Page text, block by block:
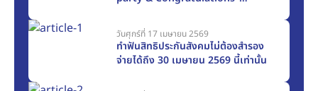
วันศุกร์ที่ 17 เมษายน 2569
ทำฟันสิทธิประกันสังคมไม่ต้องสำรอง
จ่ายได้ถึง 30 เมษายน 2569 นี้เท่านั้น